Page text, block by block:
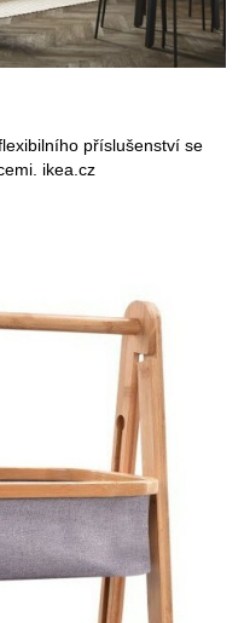
příslušenství se
ikea.cz